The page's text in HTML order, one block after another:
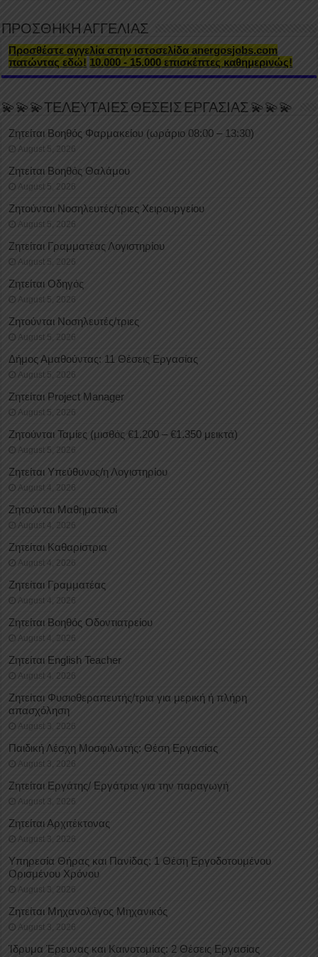
ΠΡΟΣΘΗΚΗ ΑΓΓΕΛΙΑΣ
Προσθέστε αγγελία στην ιστοσελίδα anergosjobs.com
πατώντας εδώ! 10.000 - 15.000 επισκέπτες καθημερινώς!
💫💫💫ΤΕΛΕΥΤΑΙΕΣ ΘΕΣΕΙΣ ΕΡΓΑΣΙΑΣ 💫💫💫
Ζητείται Βοηθός Φαρμακείου (ωράριο 08:00 – 13:30)
August 5, 2026
Ζητείται Βοηθός Θαλάμου
August 5, 2026
Ζητούνται Νοσηλευτές/τριες Χειρουργείου
August 5, 2026
Ζητείται Γραμματέας Λογιστηρίου
August 5, 2026
Ζητείται Οδηγός
August 5, 2026
Ζητούνται Νοσηλευτές/τριες
August 5, 2026
Δήμος Αμαθούντας: 11 Θέσεις Εργασίας
August 5, 2026
Ζητείται Project Manager
August 5, 2026
Ζητούνται Ταμίες (μισθός €1.200 – €1.350 μεικτά)
August 5, 2026
Ζητείται Υπεύθυνος/η Λογιστηρίου
August 4, 2026
Ζητούνται Μαθηματικοί
August 4, 2026
Ζητείται Καθαρίστρια
August 4, 2026
Ζητείται Γραμματέας
August 4, 2026
Ζητείται Βοηθός Οδοντιατρείου
August 4, 2026
Ζητείται English Teacher
August 4, 2026
Ζητείται Φυσιοθεραπευτής/τρια για μερική ή πλήρη
απασχόληση
August 3, 2026
Παιδική Λέσχη Μοσφιλωτής: Θέση Εργασίας
August 3, 2026
Ζητείται Εργάτης/ Εργάτρια για την παραγωγή
August 3, 2026
Ζητείται Αρχιτέκτονας
August 3, 2026
Υπηρεσία Θήρας και Πανίδας: 1 Θέση Eργοδοτουμένου
Oρισμένου Xρόνου
August 3, 2026
Ζητείται Μηχανολόγος Μηχανικός
August 3, 2026
Ίδρυμα Έρευνας και Καινοτομίας: 2 Θέσεις Εργασίας